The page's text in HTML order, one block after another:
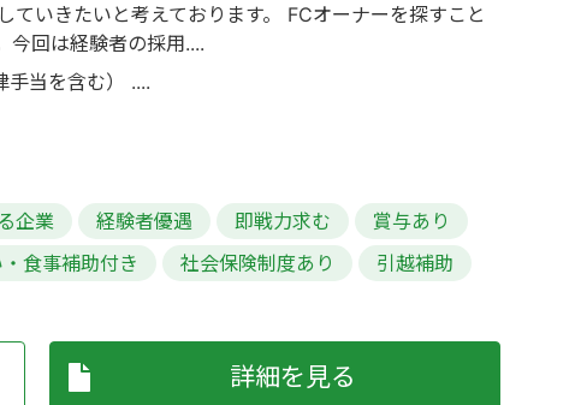
いきたいと考えております。 FCオーナーを探すこと
今回は経験者の採用....
当を含む） ....
企業 経験者優遇 即戦力求む
賞与あり
食事補助付き 社会保険制度あり
引越補助
詳細を見る